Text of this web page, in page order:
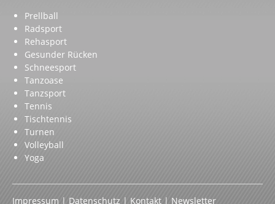
Prellball
Radsport
Rehasport
Gesunder Rücken
Schneesport
Tanzoase
Tanzsport
Tennis
Tischtennis
Turnen
Volleyball
Yoga
Impressum | Datenschutz | Kontakt | Newsletter